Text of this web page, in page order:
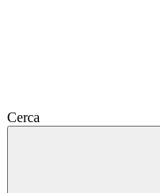
Cerca